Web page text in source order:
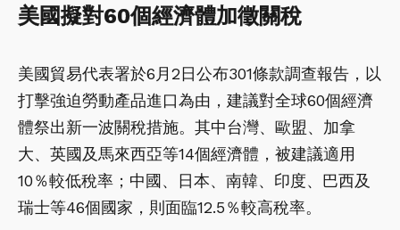
美國擬對60個經濟體加徵關稅
美國貿易代表署於6月2日公布301條款調查報告，以
打擊強迫勞動產品進口為由，建議對全球60個經濟
體祭出新一波關稅措施。其中台灣、歐盟、加拿
大、英國及馬來西亞等14個經濟體，被建議適用
10％較低稅率；中國、日本、南韓、印度、巴西及
瑞士等46個國家，則面臨12.5％較高稅率。